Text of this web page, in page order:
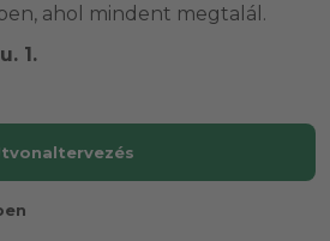
ahol mindent megtalál.
1.